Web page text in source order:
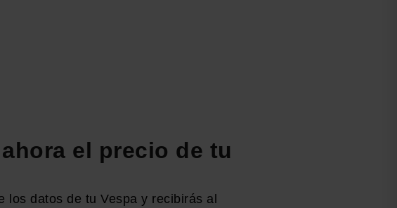
el precio de tu
los datos de tu Vespa y recibirás al